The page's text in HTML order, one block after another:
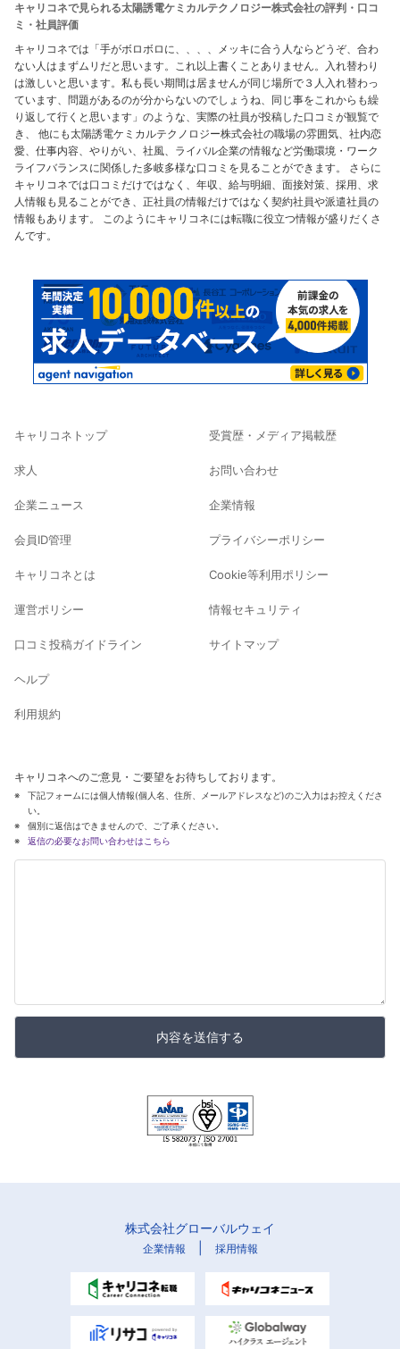
キャリコネで見られる太陽誘電ケミカルテクノロジー株式会社の評判・口コ
ミ・社員評価
キャリコネでは「手がボロボロに、、、、メッキに合う人ならどうぞ、合わ
ない人はまずムリだと思います。これ以上書くことありません。入れ替わり
は激しいと思います。私も長い期間は居ませんが同じ場所で３人入れ替わっ
ています、問題があるのが分からないのでしょうね、同じ事をこれからも繰
り返して行くと思います」のような、実際の社員が投稿した口コミが観覧で
き、 他にも太陽誘電ケミカルテクノロジー株式会社の職場の雰囲気、社内恋
愛、仕事内容、やりがい、社風、ライバル企業の情報など労働環境・ワーク
ライフバランスに関係した多岐多様な口コミを見ることができます。 さらに
キャリコネでは口コミだけではなく、年収、給与明細、面接対策、採用、求
人情報も見ることができ、正社員の情報だけではなく契約社員や派遣社員の
情報もあります。 このようにキャリコネには転職に役立つ情報が盛りだくさ
んです。
キャリコネトップ
求人
企業ニュース
会員ID管理
キャリコネとは
運営ポリシー
口コミ投稿ガイドライン
ヘルプ
利用規約
受賞歴・メディア掲載歴
お問い合わせ
企業情報
プライバシーポリシー
Cookie等利用ポリシー
情報セキュリティ
サイトマップ
キャリコネへのご意見・ご要望をお待ちしております。
下記フォームには個人情報(個人名、住所、メールアドレスなど)のご入力はお控えくださ
い。
個別に返信はできませんので、ご了承ください。
返信の必要なお問い合わせはこちら
内容を送信する
株式会社グローバルウェイ
企業情報 採用情報